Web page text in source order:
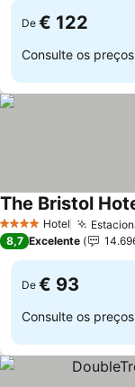
De € 122
Consulte os
4 EstrelasHotel
The Bristol
8,7 Excelente
De € 93
Consulte os